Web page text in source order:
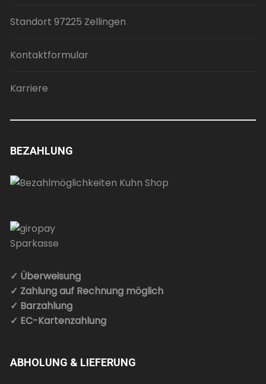
Standort 97225 Zellingen
Kontaktformular
Karriere
BEZAHLUNG
✓ Überweisung
✓ Zahlung auf Rechnung möglich
✓ Barzahlung
✓ EC-Kartenzahlung
ABHOLUNG & LIEFERUNG